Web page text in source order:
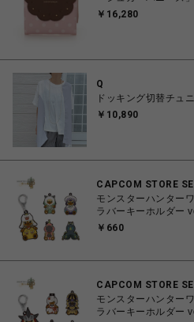
￥16,280
Q
ドッキング切替チュ
￥10,890
CAPCOM STORE
モンスターハンターワイルズ オトモアイ
ラバーキーホルダー
￥660
CAPCOM STORE
モンスターハンターワイルズ オトモアイ
ラバーキーホルダー